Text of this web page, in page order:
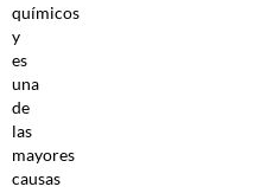
químicos
y
es
una
de
las
mayores
causas